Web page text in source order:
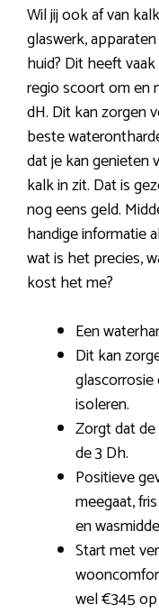
Wil jij ook af van
glaswerk,
huid? Dit heeft
regio scoort om en
dH. Dit kan zorgen
beste
dat je kan genieten
kalk in zit. Dat is
nog eens geld.
handige informatie
wat is het precies,
kost het me?
Een
Dit kan
isoleren.
Zorgt dat
de 3 Dh.
Positieve
meegaat,
en
Start met
wel €345 op